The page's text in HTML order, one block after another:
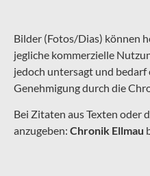
Bilder (Fotos/Dias) können
jegliche kommerzielle
jedoch untersagt und bedarf
Genehmigung durch die
Bei Zitaten aus Texten oder
anzugeben: Chronik Ellmau